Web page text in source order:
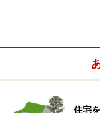
結婚を機に退職し
味合いで夫の死亡
住宅